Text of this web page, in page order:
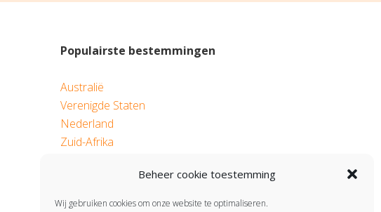
Beheer cookie toestemming
Wij gebruiken cookies om onze website te optimaliseren.
Populairste bestemmingen
Australië
Verenigde Staten
Nederland
Zuid-Afrika